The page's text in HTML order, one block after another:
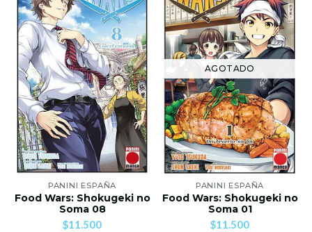
PANINI ESPAÑA
Food Wars: Shokugeki no
Soma 08
$11.500
AGOTADO
PANINI ESPAÑA
Food Wars: Shokugeki no
Soma 01
$11.500